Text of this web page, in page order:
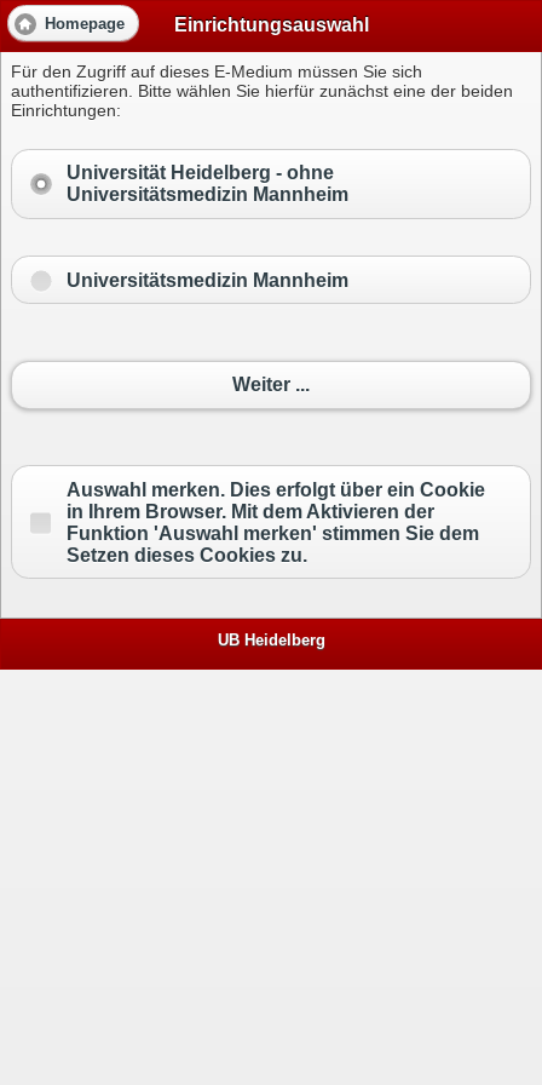
Homepage Einrichtungsauswahl
Für den Zugriff auf dieses E-Medium müssen Sie sich
authentifizieren. Bitte wählen Sie hierfür zunächst eine der beiden
Einrichtungen:
Universität Heidelberg - ohne
Universitätsmedizin Mannheim
Universitätsmedizin Mannheim
Weiter ...
Auswahl merken. Dies erfolgt über ein Cookie
in Ihrem Browser. Mit dem Aktivieren der
Funktion 'Auswahl merken' stimmen Sie dem
Setzen dieses Cookies zu.
UB Heidelberg